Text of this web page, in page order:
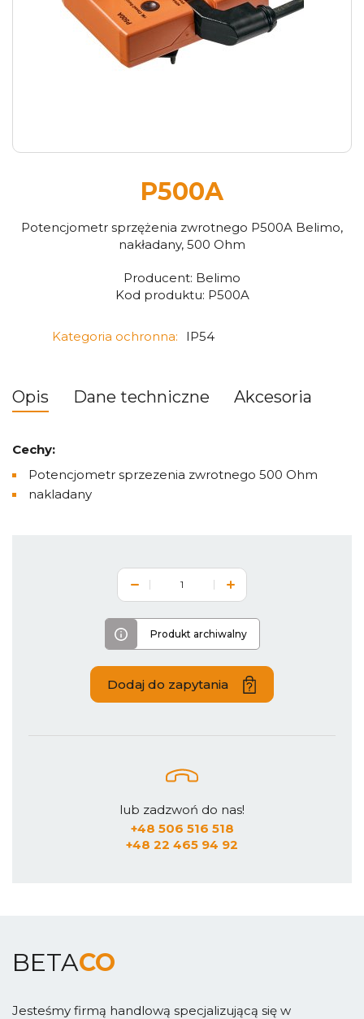
P500A
Potencjometr sprzężenia zwrotnego P500A Belimo,
nakładany, 500 Ohm
Producent: Belimo
Kod produktu: P500A
Kategoria ochronna: IP54
Opis Dane techniczne Akcesoria
Cechy:
Potencjometr sprzezenia zwrotnego 500 Ohm
nakladany
Produkt archiwalny
Dodaj do zapytania
lub zadzwoń do nas!
+48 506 516 518
+48 22 465 94 92
BETACO
Jesteśmy firmą handlową specjalizującą się w